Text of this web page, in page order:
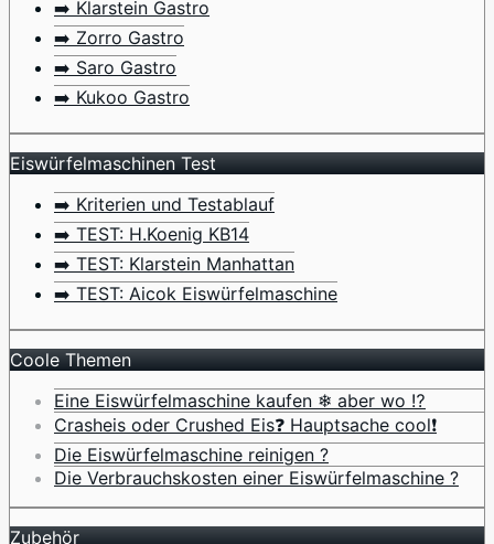
➡️ Klarstein Gastro
➡️ Zorro Gastro
➡️ Saro Gastro
➡️ Kukoo Gastro
Eiswürfelmaschinen Test
➡️ Kriterien und Testablauf
➡️ TEST: H.Koenig KB14
➡️ TEST: Klarstein Manhattan
➡️ TEST: Aicok Eiswürfelmaschine
Coole Themen
Eine Eiswürfelmaschine kaufen ❄ aber wo ⁉️
Crasheis oder Crushed Eis❓ Hauptsache cool❗
Die Eiswürfelmaschine reinigen ?
Die Verbrauchskosten einer Eiswürfelmaschine ?
Zubehör